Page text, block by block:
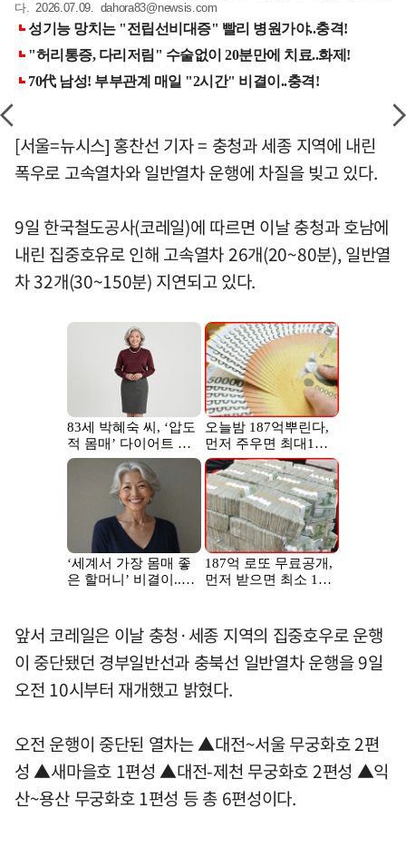
다. 2026.07.09. dahora83@newsis.com
[서울=뉴시스] 홍찬선 기자 = 충청과 세종 지역에 내린
폭우로 고속열차와 일반열차 운행에 차질을 빚고 있다.
9일 한국철도공사(코레일)에 따르면 이날 충청과 호남에
내린 집중호유로 인해 고속열차 26개(20~80분), 일반열
차 32개(30~150분) 지연되고 있다.
앞서 코레일은 이날 충청·세종 지역의 집중호우로 운행
이 중단됐던 경부일반선과 충북선 일반열차 운행을 9일
오전 10시부터 재개했고 밝혔다.
오전 운행이 중단된 열차는 ▲대전~서울 무궁화호 2편
성 ▲새마을호 1편성 ▲대전-제천 무궁화호 2편성 ▲익
산~용산 무궁화호 1편성 등 총 6편성이다.